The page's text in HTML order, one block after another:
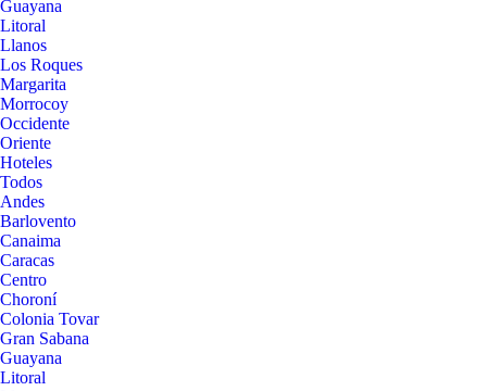
Guayana
Litoral
Llanos
Los Roques
Margarita
Morrocoy
Occidente
Oriente
Hoteles
Todos
Andes
Barlovento
Canaima
Caracas
Centro
Choroní
Colonia Tovar
Gran Sabana
Guayana
Litoral